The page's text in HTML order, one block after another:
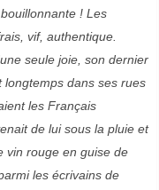
! Les
vif, authentique.
seule joie, son dernier
longtemps dans ses rues
les Français
de lui sous la pluie et
vin rouge en guise de
les écrivains de